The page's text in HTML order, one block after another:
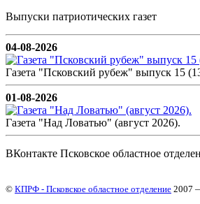
Выпуски патриотических газет
04-08-2026
Газета "Псковский рубеж" выпуск 15
01-08-2026
Газета "Над Ловатью" (август 2026).
ВКонтакте Псковское областное
© КПРФ - Псковское областное отделение 2007